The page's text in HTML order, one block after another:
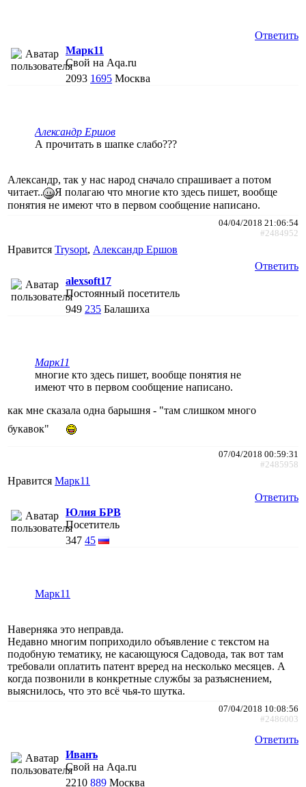
Ответить
Марк11
Свой на Aqa.ru
2093 1695 Москва
Александр Ершов
А прочитать в шапке слабо???
Александр, так у нас народ сначало спрашивает а потом
читает..
Я полагаю что многие кто здесь пишет, вообще
понятия не имеют что в первом сообщение написано.
04/04/2018 21:06:54
#2484952
Нравится Trysopt, Александр Ершов
Ответить
alexsoft17
Постоянный посетитель
949 235 Балашиха
Марк11
многие кто здесь пишет, вообще понятия не
имеют что в первом сообщение написано.
как мне сказала одна барышня - "там слишком много
букавок"
07/04/2018 00:59:31
#2485958
Нравится Марк11
Ответить
Юлия БРВ
Посетитель
347 45
Марк11
Наверняка это неправда.
Недавно многим поприходило объявление с текстом на
подобную тематику, не касающуюся Садовода, так вот там
требовали оплатить патент вреред на несколько месяцев. А
когда позвонили в конкретные службы за разъяснением,
выяснилось, что это всё чья-то шутка.
07/04/2018 10:08:56
#2486003
Ответить
Иванъ
Свой на Aqa.ru
2210 889 Москва